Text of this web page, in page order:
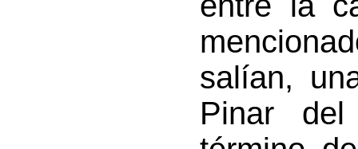
salían,
Pinar